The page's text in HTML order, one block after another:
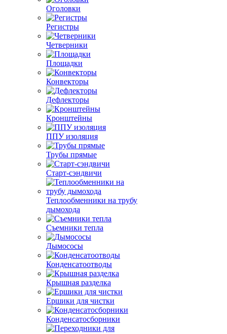
Оголовки
Регистры
Четверники
Площадки
Конвекторы
Дефлекторы
Кронштейны
ППУ изоляция
Трубы прямые
Старт-сэндвичи
Теплообменники на трубу
дымохода
Съемники тепла
Дымососы
Конденсатоотводы
Крышная разделка
Ершики для чистки
Конденсатосборники